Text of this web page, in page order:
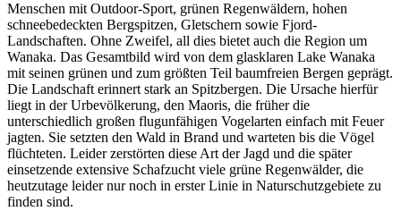
Menschen mit Outdoor-Sport, grünen Regenwäldern, hohen
schneebedeckten Bergspitzen, Gletschern sowie Fjord-
Landschaften. Ohne Zweifel, all dies bietet auch die Region um
Wanaka. Das Gesamtbild wird von dem glasklaren Lake Wanaka
mit seinen grünen und zum größten Teil baumfreien Bergen geprägt.
Die Landschaft erinnert stark an Spitzbergen. Die Ursache hierfür
liegt in der Urbevölkerung, den Maoris, die früher die
unterschiedlich großen flugunfähigen Vogelarten einfach mit Feuer
jagten. Sie setzten den Wald in Brand und warteten bis die Vögel
flüchteten. Leider zerstörten diese Art der Jagd und die später
einsetzende extensive Schafzucht viele grüne Regenwälder, die
heutzutage leider nur noch in erster Linie in Naturschutzgebiete zu
finden sind.